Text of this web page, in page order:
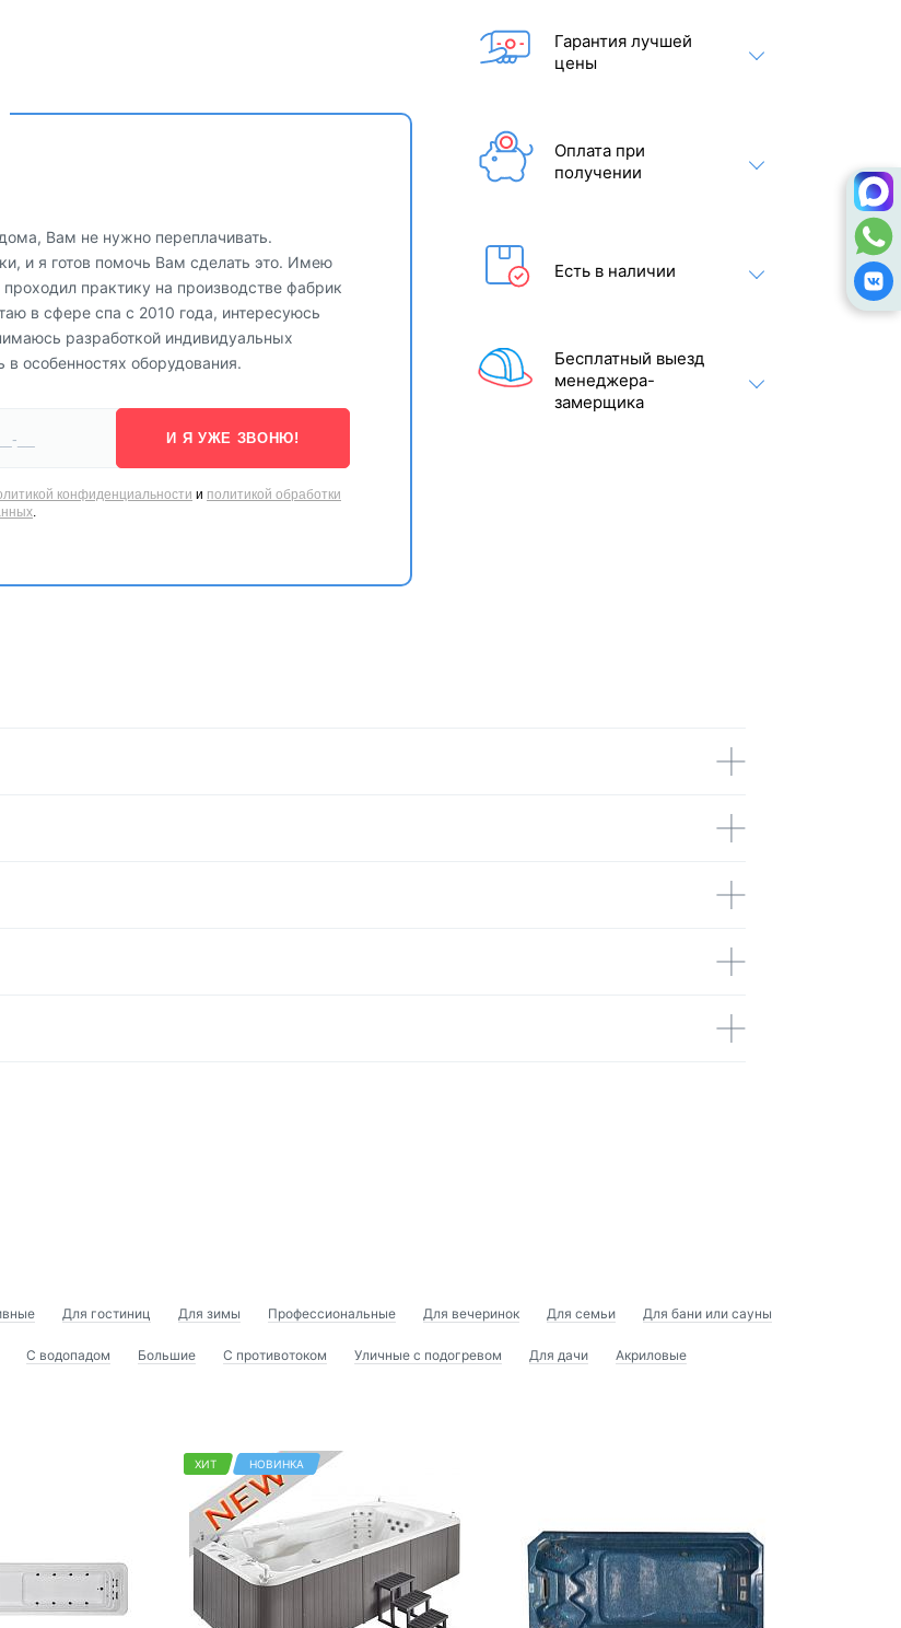
Вам не нужно переплачивать.
и я готов помочь Вам сделать это. Имею
практику на производстве фабрик
в сфере спа с 2010 года, интересуюсь
разработкой индивидуальных
особенностях оборудования.
И Я УЖЕ ЗВОНЮ!
конфиденциальности и политикой обработки
.
Гарантия лучшей
цены
Оплата при
получении
Есть в наличии
Бесплатный выезд
менеджера-
замерщика
Для гостиниц Для зимы Профессиональные Для вечеринок Для семьи Для бани или сауны
С водопадом Большие С противотоком Уличные с подогревом Для дачи Акриловые
ХИТ НОВИНКА